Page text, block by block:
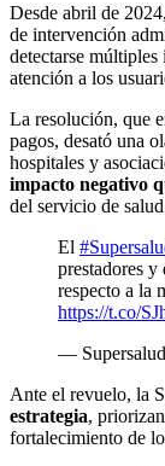
Desde abril de 2024,
de intervención
detectarse
atención a los
La resolución, que
pagos, desató una
hospitales y
impacto negativo
del servicio de
El
prestadores y
respecto a la
https://t.co/
—
Ante el revuelo, la
estrategia,
fortalecimiento de